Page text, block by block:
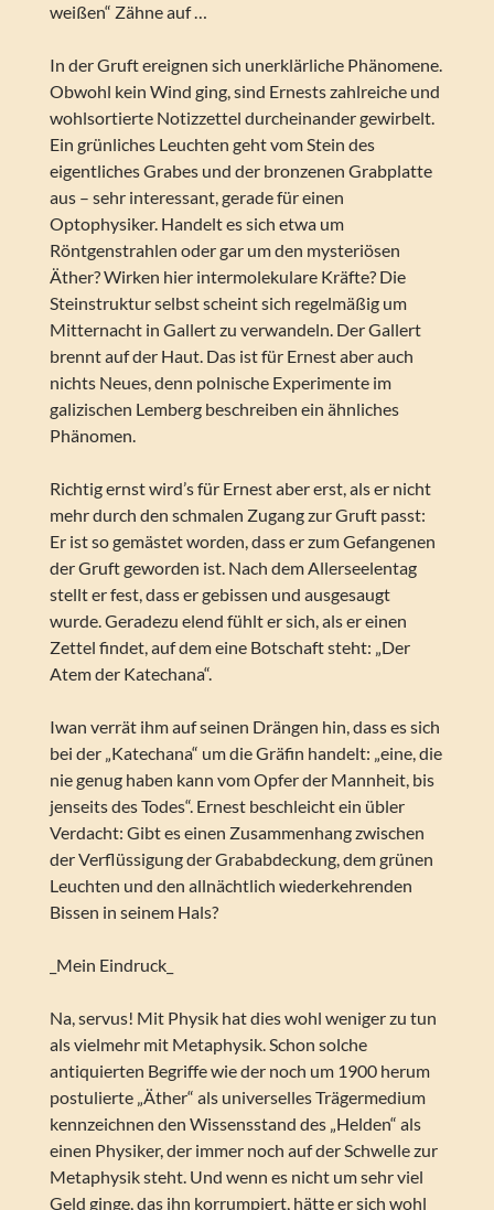
weißen“ Zähne auf …
In der Gruft ereignen sich unerklärliche Phänomene.
Obwohl kein Wind ging, sind Ernests zahlreiche und
wohlsortierte Notizzettel durcheinander gewirbelt.
Ein grünliches Leuchten geht vom Stein des
eigentliches Grabes und der bronzenen Grabplatte
aus – sehr interessant, gerade für einen
Optophysiker. Handelt es sich etwa um
Röntgenstrahlen oder gar um den mysteriösen
Äther? Wirken hier intermolekulare Kräfte? Die
Steinstruktur selbst scheint sich regelmäßig um
Mitternacht in Gallert zu verwandeln. Der Gallert
brennt auf der Haut. Das ist für Ernest aber auch
nichts Neues, denn polnische Experimente im
galizischen Lemberg beschreiben ein ähnliches
Phänomen.
Richtig ernst wird’s für Ernest aber erst, als er nicht
mehr durch den schmalen Zugang zur Gruft passt:
Er ist so gemästet worden, dass er zum Gefangenen
der Gruft geworden ist. Nach dem Allerseelentag
stellt er fest, dass er gebissen und ausgesaugt
wurde. Geradezu elend fühlt er sich, als er einen
Zettel findet, auf dem eine Botschaft steht: „Der
Atem der Katechana“.
Iwan verrät ihm auf seinen Drängen hin, dass es sich
bei der „Katechana“ um die Gräfin handelt: „eine, die
nie genug haben kann vom Opfer der Mannheit, bis
jenseits des Todes“. Ernest beschleicht ein übler
Verdacht: Gibt es einen Zusammenhang zwischen
der Verflüssigung der Grababdeckung, dem grünen
Leuchten und den allnächtlich wiederkehrenden
Bissen in seinem Hals?
_Mein Eindruck_
Na, servus! Mit Physik hat dies wohl weniger zu tun
als vielmehr mit Metaphysik. Schon solche
antiquierten Begriffe wie der noch um 1900 herum
postulierte „Äther“ als universelles Trägermedium
kennzeichnen den Wissensstand des „Helden“ als
einen Physiker, der immer noch auf der Schwelle zur
Metaphysik steht. Und wenn es nicht um sehr viel
Geld ginge, das ihn korrumpiert, hätte er sich wohl